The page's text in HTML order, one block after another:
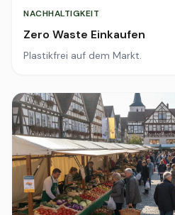
NACHHALTIGKEIT
Zero Waste Einkaufen
Plastikfrei auf dem Markt.